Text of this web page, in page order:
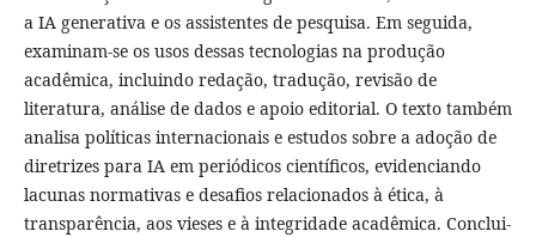
a IA generativa e os assistentes de pesquisa. Em seguida,
examinam-se os usos dessas tecnologias na produção
acadêmica, incluindo redação, tradução, revisão de
literatura, análise de dados e apoio editorial. O texto também
analisa políticas internacionais e estudos sobre a adoção de
diretrizes para IA em periódicos científicos, evidenciando
lacunas normativas e desafios relacionados à ética, à
transparência, aos vieses e à integridade acadêmica. Conclui-